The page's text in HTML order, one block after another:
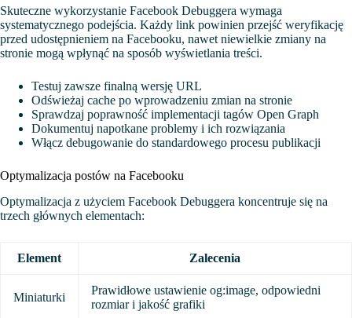
Skuteczne wykorzystanie Facebook Debuggera wymaga
systematycznego podejścia. Każdy link powinien przejść weryfikację
przed udostępnieniem na Facebooku, nawet niewielkie zmiany na
stronie mogą wpłynąć na sposób wyświetlania treści.
Testuj zawsze finalną wersję URL
Odświeżaj cache po wprowadzeniu zmian na stronie
Sprawdzaj poprawność implementacji tagów Open Graph
Dokumentuj napotkane problemy i ich rozwiązania
Włącz debugowanie do standardowego procesu publikacji
Optymalizacja postów na Facebooku
Optymalizacja z użyciem Facebook Debuggera koncentruje się na
trzech głównych elementach:
Element Zalecenia
Miniaturki
Prawidłowe ustawienie og:image, odpowiedni
rozmiar i jakość grafiki